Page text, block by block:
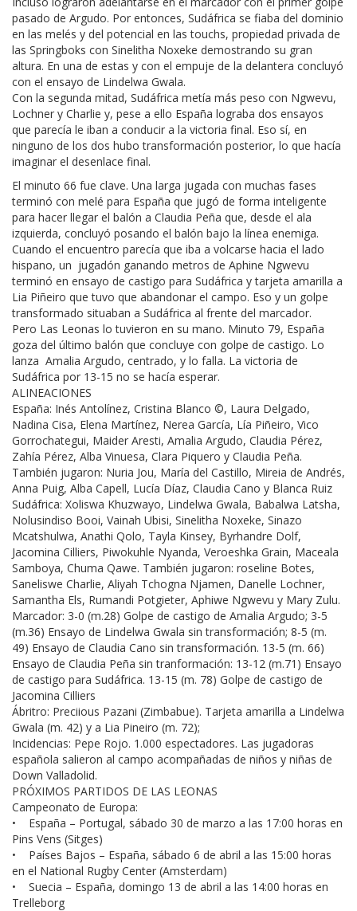
pasado de Argudo. Por entonces, Sudáfrica se fiaba del dominio
en las melés y del potencial en las touchs, propiedad privada de
las Springboks con Sinelitha Noxeke demostrando su gran
altura. En una de estas y con el empuje de la delantera concluyó
con el ensayo de Lindelwa Gwala.
Con la segunda mitad, Sudáfrica metía más peso con Ngwevu,
Lochner y Charlie y, pese a ello España lograba dos ensayos
que parecía le iban a conducir a la victoria final. Eso sí, en
ninguno de los dos hubo transformación posterior, lo que hacía
imaginar el desenlace final.
El minuto 66 fue clave. Una larga jugada con muchas fases
terminó con melé para España que jugó de forma inteligente
para hacer llegar el balón a Claudia Peña que, desde el ala
izquierda, concluyó posando el balón bajo la línea enemiga.
Cuando el encuentro parecía que iba a volcarse hacia el lado
hispano, un jugadón ganando metros de Aphine Ngwevu
terminó en ensayo de castigo para Sudáfrica y tarjeta amarilla a
Lia Piñeiro que tuvo que abandonar el campo. Eso y un golpe
transformado situaban a Sudáfrica al frente del marcador.
Pero Las Leonas lo tuvieron en su mano. Minuto 79, España
goza del último balón que concluye con golpe de castigo. Lo
lanza Amalia Argudo, centrado, y lo falla. La victoria de
Sudáfrica por 13-15 no se hacía esperar.
ALINEACIONES
España: Inés Antolínez, Cristina Blanco ©, Laura Delgado,
Nadina Cisa, Elena Martínez, Nerea García, Lía Piñeiro, Vico
Gorrochategui, Maider Aresti, Amalia Argudo, Claudia Pérez,
Zahía Pérez, Alba Vinuesa, Clara Piquero y Claudia Peña.
También jugaron: Nuria Jou, María del Castillo, Mireia de Andrés,
Anna Puig, Alba Capell, Lucía Díaz, Claudia Cano y Blanca Ruiz
Sudáfrica: Xoliswa Khuzwayo, Lindelwa Gwala, Babalwa Latsha,
Nolusindiso Booi, Vainah Ubisi, Sinelitha Noxeke, Sinazo
Mcatshulwa, Anathi Qolo, Tayla Kinsey, Byrhandre Dolf,
Jacomina Cilliers, Piwokuhle Nyanda, Veroeshka Grain, Maceala
Samboya, Chuma Qawe. También jugaron: roseline Botes,
Saneliswe Charlie, Aliyah Tchogna Njamen, Danelle Lochner,
Samantha Els, Rumandi Potgieter, Aphiwe Ngwevu y Mary Zulu.
Marcador: 3-0 (m.28) Golpe de castigo de Amalia Argudo; 3-5
(m.36) Ensayo de Lindelwa Gwala sin transformación; 8-5 (m.
49) Ensayo de Claudia Cano sin transformación. 13-5 (m. 66)
Ensayo de Claudia Peña sin tranformación: 13-12 (m.71) Ensayo
de castigo para Sudáfrica. 13-15 (m. 78) Golpe de castigo de
Jacomina Cilliers
Ábritro: Preciious Pazani (Zimbabue). Tarjeta amarilla a Lindelwa
Gwala (m. 42) y a Lia Pineiro (m. 72);
Incidencias: Pepe Rojo. 1.000 espectadores. Las jugadoras
española salieron al campo acompañadas de niños y niñas de
Down Valladolid.
PRÓXIMOS PARTIDOS DE LAS LEONAS
Campeonato de Europa:
• España – Portugal, sábado 30 de marzo a las 17:00 horas en
Pins Vens (Sitges)
• Países Bajos – España, sábado 6 de abril a las 15:00 horas
en el National Rugby Center (Amsterdam)
• Suecia – España, domingo 13 de abril a las 14:00 horas en
Trelleborg